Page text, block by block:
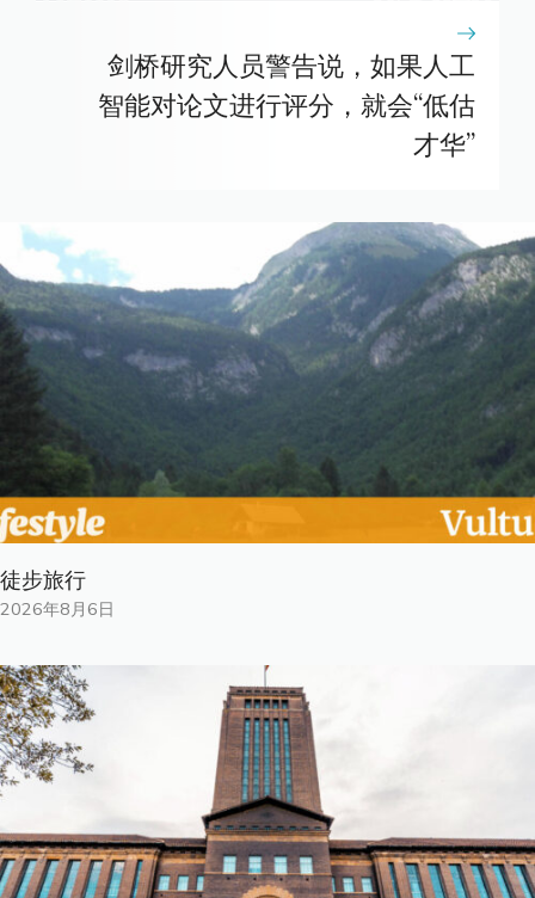
剑桥研究人员警告说，如果人工
智能对论文进行评分，就会“低估
才华”
徒步旅行
2026年8月6日